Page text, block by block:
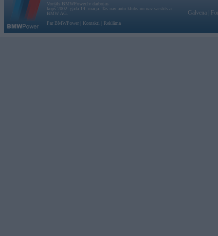
Vortāls BMWPower.lv darbojas
kopš 2002. gada 14. maija. Tas nav auto klubs un nav saistīts ar
BMW AG.
Par BMWPower
Kontakti Reklāma
Galvena